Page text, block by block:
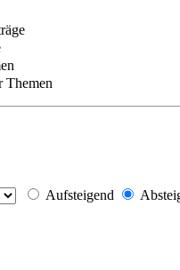
Themen
Aufsteigend